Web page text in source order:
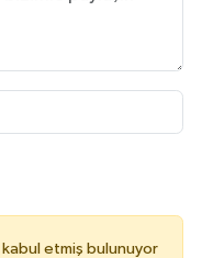
kabul etmiş bulunuyor